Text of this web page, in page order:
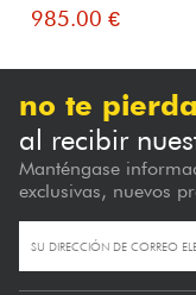
985.00 €
no te
al recibir
Manténgase
exclusivas, nuevos